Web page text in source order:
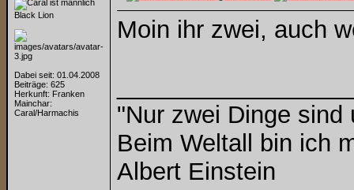
Black Lion
Dabei seit: 01.04.2008
Beiträge: 625
Herkunft: Franken
Mainchar:
Caral/Harmachis
Moin ihr zwei, auch
"Nur zwei Dinge
Beim Weltall bin ich
Albert Einstein